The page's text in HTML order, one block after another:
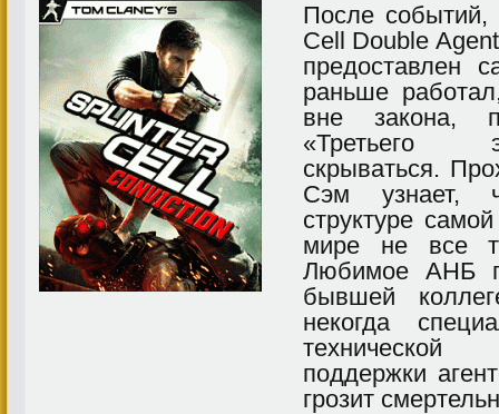
После
Cell Double
предоставлен
раньше
вне закона,
«Третьего
скрываться.
Сэм узнает,
структуре
мире не все
Любимое АНБ
бывшей
некогда
технической
поддержки
грозит